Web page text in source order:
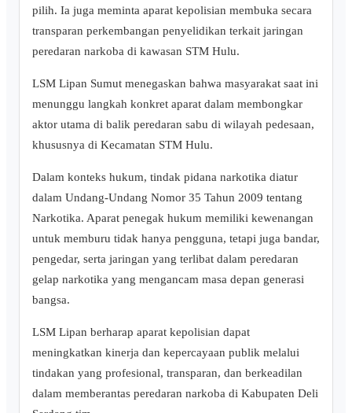
pilih. Ia juga meminta aparat kepolisian membuka secara
transparan perkembangan penyelidikan terkait jaringan
peredaran narkoba di kawasan STM Hulu.
LSM Lipan Sumut menegaskan bahwa masyarakat saat ini
menunggu langkah konkret aparat dalam membongkar
aktor utama di balik peredaran sabu di wilayah pedesaan,
khususnya di Kecamatan STM Hulu.
Dalam konteks hukum, tindak pidana narkotika diatur
dalam Undang-Undang Nomor 35 Tahun 2009 tentang
Narkotika. Aparat penegak hukum memiliki kewenangan
untuk memburu tidak hanya pengguna, tetapi juga bandar,
pengedar, serta jaringan yang terlibat dalam peredaran
gelap narkotika yang mengancam masa depan generasi
bangsa.
LSM Lipan berharap aparat kepolisian dapat
meningkatkan kinerja dan kepercayaan publik melalui
tindakan yang profesional, transparan, dan berkeadilan
dalam memberantas peredaran narkoba di Kabupaten Deli